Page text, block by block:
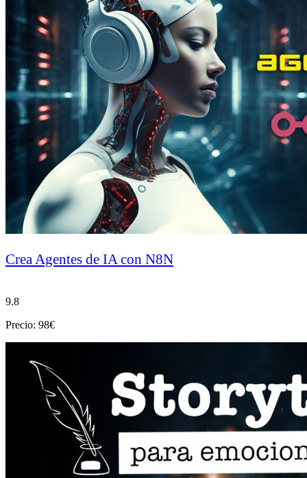
Crea Agentes de IA con N8N
9.8
Precio: 98€